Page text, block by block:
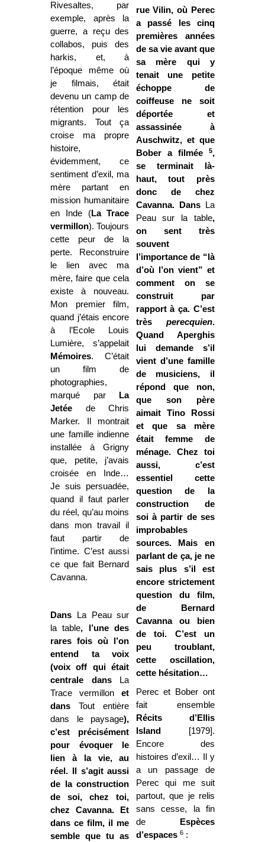
Rivesaltes, par
exemple, après la
guerre, a reçu des
collabos, puis des
harkis, et, à
l’époque même où
je filmais, était
devenu un camp de
rétention pour les
migrants. Tout ça
croise ma propre
histoire,
évidemment, ce
sentiment d’exil, ma
mère partant en
mission humanitaire
en Inde (La Trace
vermillon). Toujours
cette peur de la
perte. Reconstruire
le lien avec ma
mère, faire que cela
existe à nouveau.
Mon premier film,
quand j’étais encore
à l’Ecole Louis
Lumière, s’appelait
Mémoires. C’était
un film de
photographies,
marqué par
La
Jetée de Chris
Marker. Il montrait
une famille indienne
installée à Grigny
que, petite, j’avais
croisée en Inde…
Je suis persuadée,
quand il faut parler
du réel, qu’au moins
dans mon travail il
faut partir de
l’intime. C’est aussi
ce que fait Bernard
Cavanna.
Dans La Peausur
la table, l’une des
rares fois où l’on
entend ta voix
(voix off qui était
centrale dans
La
Trace vermillon et
dansTout entière
dans le paysage),
c’est précisément
pour évoquer le
lien à la vie, au
réel. Il s’agit aussi
de la construction
de soi, chez toi,
chez Cavanna. Et
dans ce film, il me
semble que tu as
rue Vilin, où Perec
a passé les cinq
premières années
de sa vie avant que
sa mère qui y
tenait une petite
échoppe de
coiffeuse ne soit
déportée et
assassinée à
Auschwitz, et que
Bober a filmée
5,
se terminait là-
haut, tout près
donc de chez
Cavanna. Dans
La
Peausur la table,
on sent très
souvent
l’importance de “là
d’où l’on vient” et
comment on se
construit par
rapport à ça. C’est
très perecquien.
Quand Aperghis
lui demande s’il
vient d’une famille
de musiciens, il
répond que non,
que son père
aimait Tino Rossi
et que sa mère
était femme de
ménage. Chez toi
aussi, c’est
essentiel cette
question de la
construction de
soi à partir de ses
improbables
sources. Mais en
parlant de ça, je ne
sais plus s’il est
encore strictement
question du film,
de Bernard
Cavanna ou bien
de toi. C’est un
peu troublant,
cette oscillation,
cette hésitation…
Perec et Bober ont
fait ensemble
Récits d’Ellis
Island
[1979].
Encore des
histoires d’exil… Il y
a un passage de
Perec qui me suit
partout, que je relis
sans cesse, la fin
de
Espèces
d’espaces 6: